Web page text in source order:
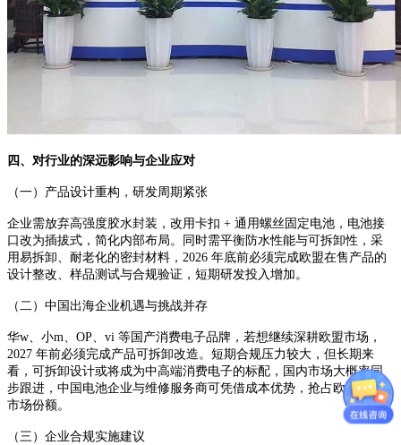
四、对行业的深远影响与企业应对
（一）产品设计重构，研发周期紧张
企业需放弃高强度胶水封装，改用卡扣 + 通用螺丝固定电池，电池接
口改为插拔式，简化内部布局。同时需平衡防水性能与可拆卸性，采
用易拆卸、耐老化的密封材料，2026 年底前必须完成欧盟在售产品的
设计整改、样品测试与合规验证，短期研发投入增加。
（二）中国出海企业机遇与挑战并存
华w、小m、OP、vi 等国产消费电子品牌，若想继续深耕欧盟市场，
2027 年前必须完成产品可拆卸改造。短期合规压力较大，但长期来
看，可拆卸设计或将成为中高端消费电子的标配，国内市场大概率同
步跟进，中国电池企业与维修服务商可凭借成本优势，抢占欧盟合规
市场份额。
（三）企业合规实施建议